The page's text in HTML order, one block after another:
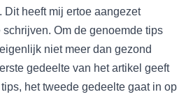
heeft mij ertoe aangezet
Om de genoemde tips
niet meer dan gezond
gedeelte van het artikel geeft
het tweede gedeelte gaat in op